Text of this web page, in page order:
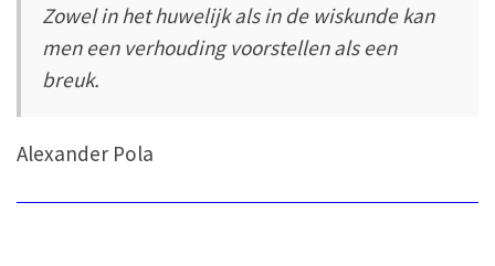
Zowel in het huwelijk als in de wiskunde kan
men een verhouding voorstellen als een
breuk.
Alexander Pola